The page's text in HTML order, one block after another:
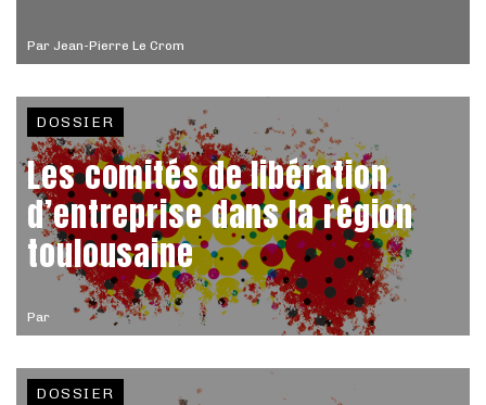
Par Jean-Pierre Le Crom
Par
DOSSIER
Les comités de libération
d’entreprise dans la région
toulousaine
DOSSIER